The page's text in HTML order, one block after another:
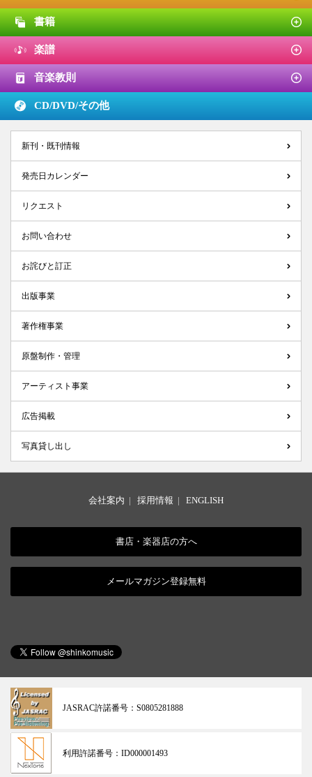
書籍
楽譜
音楽教則
CD/DVD/その他
新刊・既刊情報
発売日カレンダー
リクエスト
お問い合わせ
お詫びと訂正
出版事業
著作権事業
原盤制作・管理
アーティスト事業
広告掲載
写真貸し出し
会社案内 | 採用情報 | ENGLISH
書店・楽器店の方へ
メールマガジン登録無料
JASRAC許諾番号： S0805281888
利用許諾番号： ID000001493